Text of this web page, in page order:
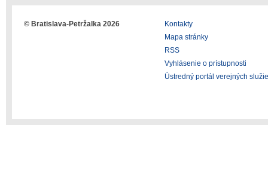
© Bratislava-Petržalka 2026
Kontakty
Mapa stránky
RSS
Vyhlásenie o prístupnosti
Ústredný portál verejných